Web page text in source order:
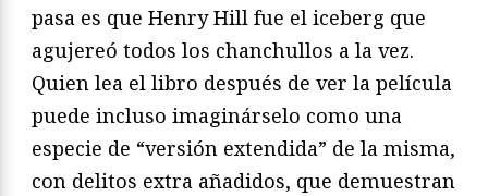
pasa es que Henry Hill fue el iceberg que
agujereó todos los chanchullos a la vez.
Quien lea el libro después de ver la película
puede incluso imaginárselo como una
especie de “versión extendida” de la misma,
con delitos extra añadidos, que demuestran